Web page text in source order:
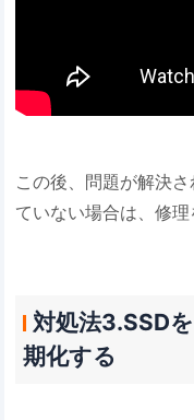
この後、問題が解決
ていない場合は、修理
対処法3.SSD
期化する